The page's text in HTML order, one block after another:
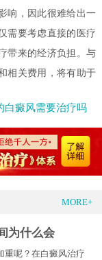
响，因此很难给出一
需要考虑直接的医疗
带来的经济负担。与
相关费用，将有助于
白癜风需要治疗吗
MORE+
为什么会
重呢？在白癜风治疗